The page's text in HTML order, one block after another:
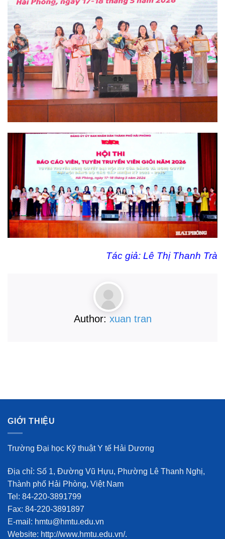
Tác giả: Lê Thị Thanh Trà
Author: xuan tran
GIỚI THIỆU
Trường Đại học Kỹ thuật Y tế Hải Dương
Địa chỉ: Số 1, Đường Vũ Hựu, Phường Lê Thanh Nghị,
Thành phố Hải Phòng, Việt Nam
Tel: 84-220-3891799
Fax: 84-220-3891897
E-mail: hmtu@hmtu.edu.vn
Website: http://www.hmtu.edu.vn/.